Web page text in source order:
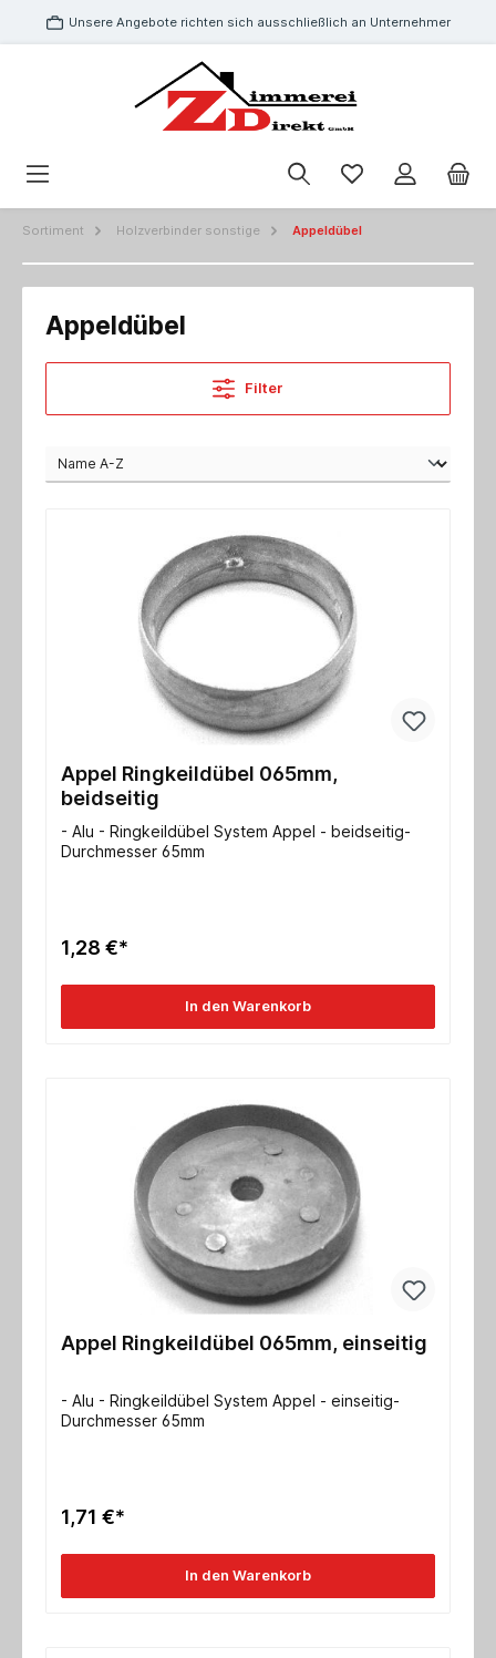
Unsere Angebote richten sich ausschließlich an Unternehmer
Sortiment Holzverbinder sonstige Appeldübel
Appeldübel
Filter
Appel Ringkeildübel 065mm,
beidseitig
- Alu - Ringkeildübel System Appel - beidseitig-
Durchmesser 65mm
1,28 €*
In den Warenkorb
Appel Ringkeildübel 065mm, einseitig
- Alu - Ringkeildübel System Appel - einseitig-
Durchmesser 65mm
1,71 €*
In den Warenkorb